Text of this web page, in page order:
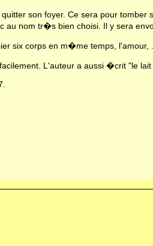
son foyer. Ce sera pour
au nom tr�s bien choisi. Il y sera
six corps en m�me temps,
L'auteur a aussi �crit "le